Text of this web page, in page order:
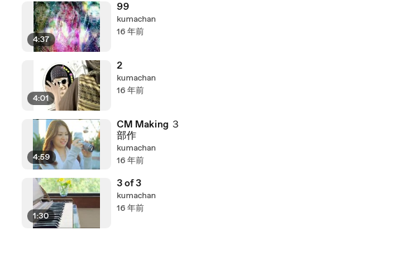
4:37
99
kumachan
16 年前
4:01
2
kumachan
16 年前
4:59
CM Making ３
部作
kumachan
16 年前
1:30
3 of 3
kumachan
16 年前